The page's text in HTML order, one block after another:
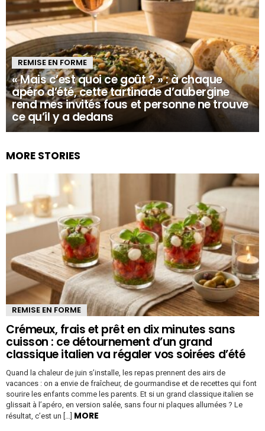
REMISE EN FORME
« Mais c’est quoi ce goût ? » : à chaque
apéro d’été, cette tartinade d’aubergine
rend mes invités fous et personne ne trouve
ce qu’il y a dedans
MORE STORIES
REMISE EN FORME
Crémeux, frais et prêt en dix minutes sans
cuisson : ce détournement d’un grand
classique italien va régaler vos soirées d’été
Quand la chaleur de juin s’installe, les repas prennent des airs de
vacances : on a envie de fraîcheur, de gourmandise et de recettes qui font
sourire les enfants comme les parents. Et si un grand classique italien se
glissait à l’apéro, en version salée, sans four ni plaques allumées ? Le
résultat, c’est un […] MORE